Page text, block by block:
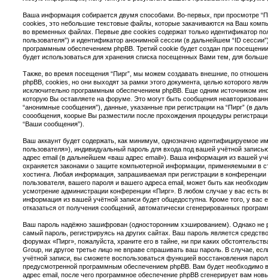
Ваша информация собирается двумя способами. Во-первых, при просмотре
cookies, это небольшие текстовые файлы, которые закачиваются на Ваш
во временных файлах. Первые две cookies содержат только идентификатор
пользователя”) и идентификатор анонимной сессии (в дальнейшем “ID
программным обеспечением phpBB. Третий cookie будет создан при
будет использоваться для хранения списка посещенных Вами тем, для
Также, во время посещения “Пирг”, мы можем создавать внешние, по
phpBB, cookies, но они выходят за рамки этого документа, целью которого
исключительно программным обеспечением phpBB. Еще одним источником
которую Вы оставляете на форуме. Это могут быть сообщения
“анонимные сообщения”), данные, указанные при регистрации на “Пирг” (в
соообщения, коорые Вы разместили после прохождения процедуры
“Ваши сообщения”).
Ваш аккаунт будет содержать, как минимум, однозначно идентифицируемое
пользователя»), индивидуальный пароль для входа под вашей учётной
адрес email (в дальнейшем «ваш адрес email»). Ваша информация из вашей
охраняется законами о защите компьютерной информации, применяемыми в
хостинга. Любая информация, запрашиваемая при регистрации в
пользователя, вашего пароля и вашего адреса email, может быть как
усмотрение администрации конференции «Пирг». В любом случае у вас есть
информация из вашей учётной записи будет общедоступна. Кроме того, у вас
отказаться от получения сообщений, автоматически сгенерированных
Ваш пароль надёжно зашифрован (односторонним хэшированием). Однако не
самый пароль, регистрируясь на других сайтах. Ваш пароль является
форумах «Пирг», пожалуйста, храните его в тайне, ни при каких
Group, ни другое третье лицо не вправе спрашивать ваш пароль. В случае,
учётной записи, вы сможете воспользоваться функцией восстановления
предусмотренной программным обеспечением phpBB. Вам будет необходимо
адрес email, после чего программное обеспечение phpBB сгенерирует вам